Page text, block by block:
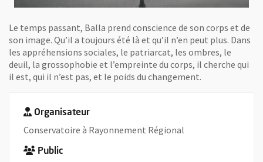
Le temps passant, Balla prend conscience de son corps et de
son image. Qu’il a toujours été là et qu’il n’en peut plus. Dans
les appréhensions sociales, le patriarcat, les ombres, le
deuil, la grossophobie et l’empreinte du corps, il cherche qui
il est, qui il n’est pas, et le poids du changement.
Organisateur
Conservatoire à Rayonnement Régional
Public